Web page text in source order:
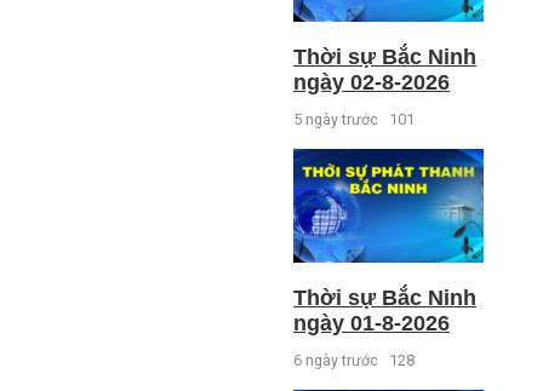
Thời sự Bắc Ninh
ngày 02-8-2026
5 ngày trước 101
Thời sự Bắc Ninh
ngày 01-8-2026
6 ngày trước 128